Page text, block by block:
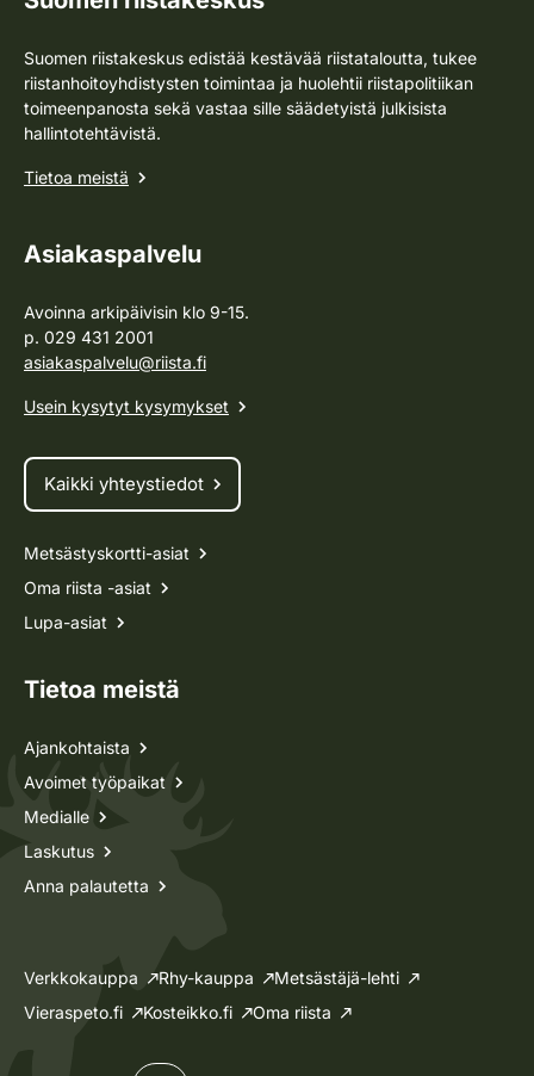
Suomen riistakeskus edistää kestävää riistataloutta, tukee
riistanhoitoyhdistysten toimintaa ja huolehtii riistapolitiikan
toimeenpanosta sekä vastaa sille säädetyistä julkisista
hallintotehtävistä.
Tietoa meistä
Asiakaspalvelu
Avoinna arkipäivisin klo 9-15.
p. 029 431 2001
asiakaspalvelu@riista.fi
Usein kysytyt kysymykset
Kaikki yhteystiedot
Metsästyskortti-asiat
Oma riista -asiat
Lupa-asiat
Tietoa meistä
Ajankohtaista
Avoimet työpaikat
Medialle
Laskutus
Anna palautetta
Verkkokauppa Rhy-kauppa
Metsästäjä-lehti
Vieraspeto.fi
Kosteikko.fi Oma riista